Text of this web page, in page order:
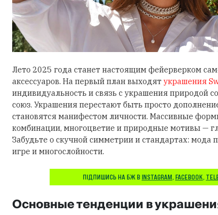
Лето 2025 года станет настоящим фейерверком
аксессуаров. На первый план выходят украшения
индивидуальность и связь с украшения природой
союз. Украшения перестают быть просто
становятся манифестом личности. Массивные
комбинации, многоцветие и природные мотивы —
Забудьте о скучной симметрии и стандартах: мода
игре и многослойности.
ПІДПИШИСЬ НА БЖ В INSTAGRAM, FACEBOOK,
Основные тенденции в